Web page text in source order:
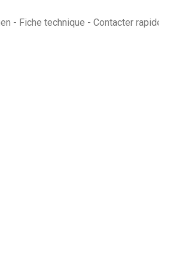
technique - Contacter rapidement